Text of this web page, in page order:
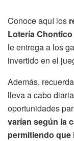
Conoce aquí los
Lotería
le entrega a los
invertido en el
Además,
lleva a cabo
oportunidades
varían según la
permitiendo